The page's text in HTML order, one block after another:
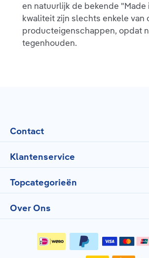
en natuurlijk de bekende "Made
kwaliteit zijn slechts enkele van
producteigenschappen, opdat
tegenhouden.
Contact
Klantenservice
Topcategorieën
Over Ons